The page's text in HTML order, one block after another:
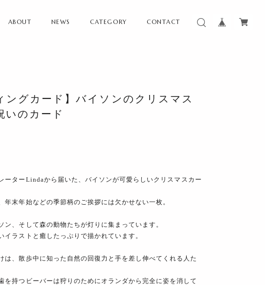
ABOUT NEWS CATEGORY CONTACT
ングカード】バイソンのクリスマス
いのカード
ーターLindaから届いた、バイソンが可愛らしいクリスマスカー
年末年始などの季節柄のご挨拶には欠かせない一枚。
ン、そして森の動物たちが灯りに集まっています。
イラストと癒したっぷりで描かれています。
は、散歩中に知った自然の回復力と手を差し伸べてくれる人た
を持つビーバーは狩りのためにオランダから完全に姿を消して